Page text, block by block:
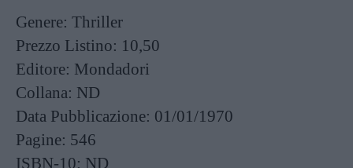
Genere: Thriller
Prezzo Listino: 10,50
Editore: Mondadori
Collana: ND
Data Pubblicazione: 01/01/1970
Pagine: 546
ISBN-10: ND